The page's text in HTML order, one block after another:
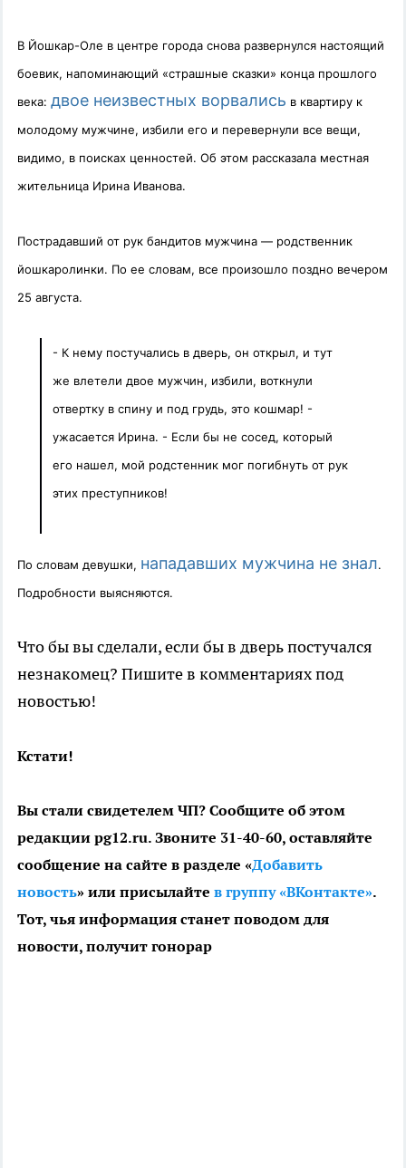
В Йошкар-Оле в центре города снова развернулся настоящий
боевик, напоминающий «страшные сказки» конца прошлого
века: двое неизвестных ворвались в квартиру к
молодому мужчине, избили его и перевернули все вещи,
видимо, в поисках ценностей. Об этом рассказала местная
жительница Ирина Иванова.
Пострадавший от рук бандитов мужчина — родственник
йошкаролинки. По ее словам, все произошло поздно вечером
25 августа.
- К нему постучались в дверь, он открыл, и тут
же влетели двое мужчин, избили, воткнули
отвертку в спину и под грудь, это кошмар! -
ужасается Ирина. - Если бы не сосед, который
его нашел, мой родстенник мог погибнуть от рук
этих преступников!
По словам девушки, нападавших мужчина не знал.
Подробности выясняются.
Что бы вы сделали, если бы в дверь постучался
незнакомец? Пишите в комментариях под
новостью!
Кстати!
Вы стали свидетелем ЧП? Сообщите об этом
редакции pg12.ru. Звоните 31-40-60, оставляйте
сообщение на сайте в разделе «Добавить
новость» или присылайте в группу «ВКонтакте».
Тот, чья информация станет поводом для
новости, получит гонорар